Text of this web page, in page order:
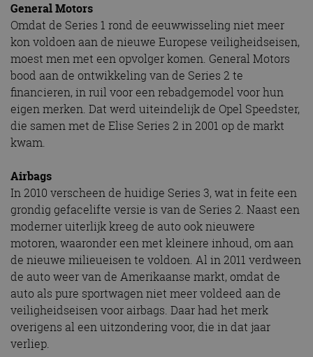
General Motors
Omdat de Series 1 rond de eeuwwisseling niet meer
kon voldoen aan de nieuwe Europese veiligheidseisen,
moest men met een opvolger komen. General Motors
bood aan de ontwikkeling van de Series 2 te
financieren, in ruil voor een rebadgemodel voor hun
eigen merken. Dat werd uiteindelijk de Opel Speedster,
die samen met de Elise Series 2 in 2001 op de markt
kwam.
Airbags
In 2010 verscheen de huidige Series 3, wat in feite een
grondig gefacelifte versie is van de Series 2. Naast een
moderner uiterlijk kreeg de auto ook nieuwere
motoren, waaronder een met kleinere inhoud, om aan
de nieuwe milieueisen te voldoen. Al in 2011 verdween
de auto weer van de Amerikaanse markt, omdat de
auto als pure sportwagen niet meer voldeed aan de
veiligheidseisen voor airbags. Daar had het merk
overigens al een uitzondering voor, die in dat jaar
verliep.